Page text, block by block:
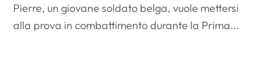
Pierre, un giovane soldato belga, vuole mettersi
alla prova in combattimento durante la Prima...